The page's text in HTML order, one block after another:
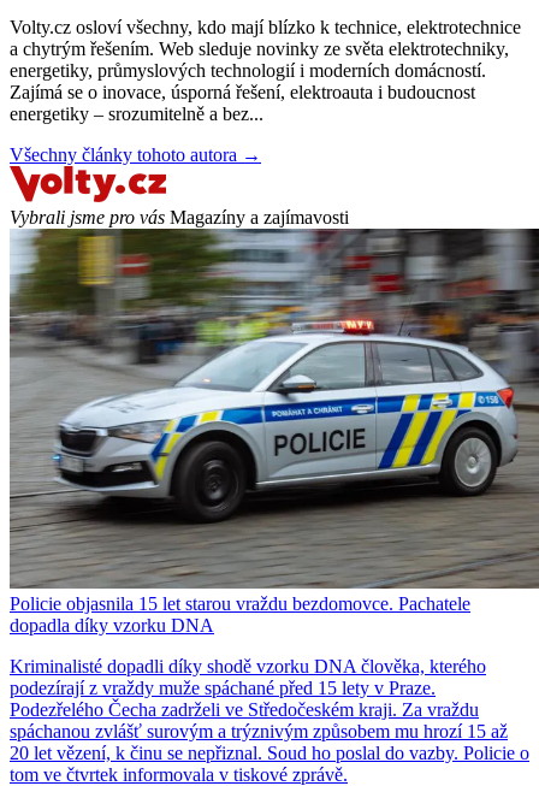
Volty.cz osloví všechny, kdo mají blízko k technice, elektrotechnice
a chytrým řešením. Web sleduje novinky ze světa elektrotechniky,
energetiky, průmyslových technologií i moderních domácností.
Zajímá se o inovace, úsporná řešení, elektroauta i budoucnost
energetiky – srozumitelně a bez...
Všechny články tohoto autora →
Vybrali jsme pro vás Magazíny a zajímavosti
Policie objasnila 15 let starou vraždu bezdomovce. Pachatele
dopadla díky vzorku DNA
Kriminalisté dopadli díky shodě vzorku DNA člověka, kterého
podezírají z vraždy muže spáchané před 15 lety v Praze.
Podezřelého Čecha zadrželi ve Středočeském kraji. Za vraždu
spáchanou zvlášť surovým a trýznivým způsobem mu hrozí 15 až
20 let vězení, k činu se nepřiznal. Soud ho poslal do vazby. Policie o
tom ve čtvrtek informovala v tiskové zprávě.